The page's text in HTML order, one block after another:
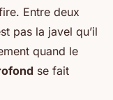
Entre deux
pas la javel qu’il
quand le
se fait